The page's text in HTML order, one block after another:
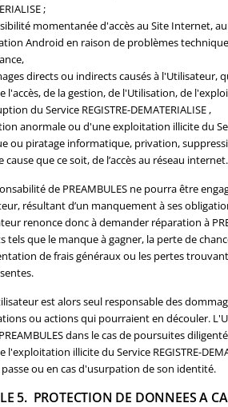
;
momentanée d'accès au Site Internet,
Android en raison de problèmes
directs ou indirects causés à
l'accès, de la gestion, de l'Utilisation, de
du Service REGISTRE-DEMATERIALISE ,
anormale ou d'une exploitation illicite du
ou piratage informatique, privation,
cause que ce soit, de l’accès au réseau internet.
de PREAMBULES ne pourra être
résultant d’un manquement à ses
renonce donc à demander réparation à
tels que le manque à gagner, la perte de
de frais généraux ou les pertes
est alors seul responsable des
ou actions qui pourraient en découler.
dans le cas de poursuites
l'exploitation illicite du Service REGISTRE-
ou en cas d'usurpation de son identité.
5. PROTECTION DE DONNEES A